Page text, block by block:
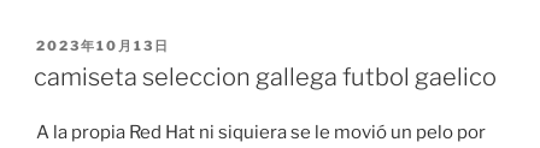
PUBLICADO
2023年10月13日
camiseta seleccion gallega futbol gaelico
A la propia Red Hat ni siquiera se le movió un pelo por